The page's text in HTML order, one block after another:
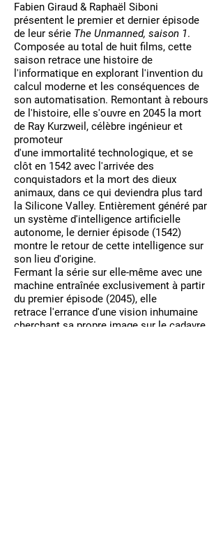
Fabien Giraud & Raphaël Siboni
présentent le premier et dernier épisode
de leur série The Unmanned, saison 1.
Composée au total de huit films, cette
saison retrace une histoire de
l'informatique en explorant l'invention du
calcul moderne et les conséquences de
son automatisation. Remontant à rebours
de l'histoire, elle s'ouvre en 2045 la mort
de Ray Kurzweil, célèbre ingénieur et
promoteur
d'une immortalité technologique, et se
clôt en 1542 avec l'arrivée des
conquistadors et la mort des dieux
animaux, dans ce qui deviendra plus tard
la Silicone Valley. Entièrement généré par
un système d'intelligence artificielle
autonome, le dernier épisode (1542)
montre le retour de cette intelligence sur
son lieu d'origine.
Fermant la série sur elle-même avec une
machine entraînée exclusivement à partir
du premier épisode (2045), elle
retrace l'errance d'une vision inhumaine
cherchant sa propre image sur le cadavre